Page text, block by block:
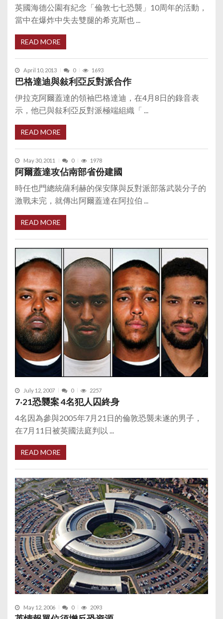
英國海德公園有紀念「倫敦七七恐襲」10周年的活動，
當中在爆炸中失去雙腿的希克斯也 ...
READ MORE
April 10, 2013 0 1693
巴格達迪與敍利亞反對派合作
伊拉克阿爾蓋達的領袖巴格達迪，在4月8日的錄音表
示，他已與敍利亞反對派極端組織「 ...
READ MORE
May 30, 2011 0 1978
阿爾蓋達攻佔南部省份建國
時任也門總統薩利赫的保安隊與反對派部落武裝分子的
激戰未完，就傳出阿爾蓋達在阿拉伯 ...
READ MORE
July 12, 2007 0 2257
7‧21恐襲案 4名犯人囚終身
4名因為參與2005年7月21日的倫敦恐襲未遂的男子，
在7月11日被英國法庭判以 ...
READ MORE
May 12, 2006 0 2093